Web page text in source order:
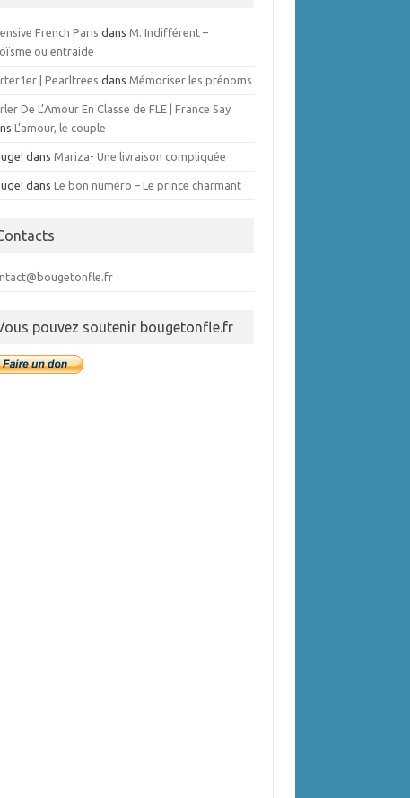
French Paris dansM. Indifférent –
ou entraide
| Pearltrees dansMémoriser les prénoms
De L’Amour En Classe de FLE | France Say
L’amour, le couple
dansMariza- Une livraison compliquée
dansLe bon numéro – Le prince charmant
pouvez soutenir bougetonfle.fr